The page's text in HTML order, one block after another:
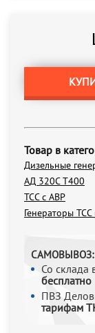
Товар в
Дизельные
АД 320С Т400
ТСС с АВР
Генераторы
САМОВЫВОЗ:
Со склада
бесплатно
ПВЗ
тарифам